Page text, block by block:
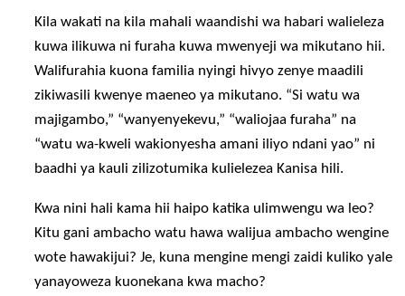
Kila wakati na kila mahali waandishi wa habari walieleza
kuwa ilikuwa ni furaha kuwa mwenyeji wa mikutano hii.
Walifurahia kuona familia nyingi hivyo zenye maadili
zikiwasili kwenye maeneo ya mikutano. “Si watu wa
majigambo,” “wanyenyekevu,” “waliojaa furaha” na
“watu wa-kweli wakionyesha amani iliyo ndani yao” ni
baadhi ya kauli zilizotumika kulielezea Kanisa hili.
Kwa nini hali kama hii haipo katika ulimwengu wa leo?
Kitu gani ambacho watu hawa walijua ambacho wengine
wote hawakijui? Je, kuna mengine mengi zaidi kuliko yale
yanayoweza kuonekana kwa macho?